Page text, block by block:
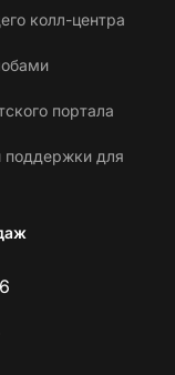
колл-центра
портала
поддержки для